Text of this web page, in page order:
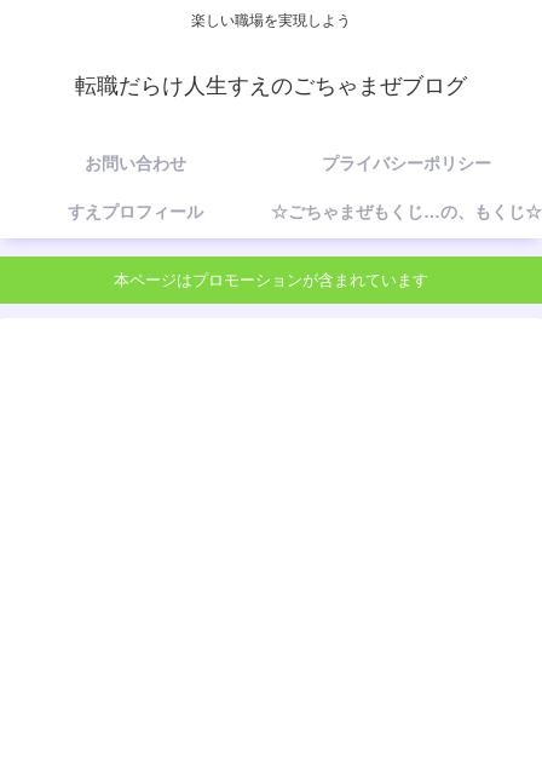
楽しい職場を実現しよう
転職だらけ人生すえのごちゃまぜブログ
お問い合わせ プライバシーポリシー
すえプロフィール ☆ごちゃまぜもくじ…の、もくじ☆
本ページはプロモーションが含まれています